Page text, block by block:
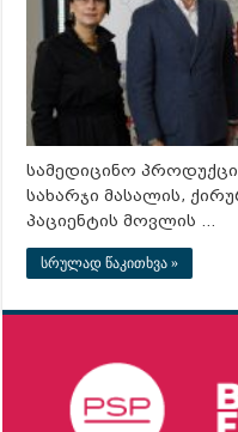
სამედიცინო
სახარჯი მასალის,
პაციენტის მოვლის …
სრულად წაკითხვა »